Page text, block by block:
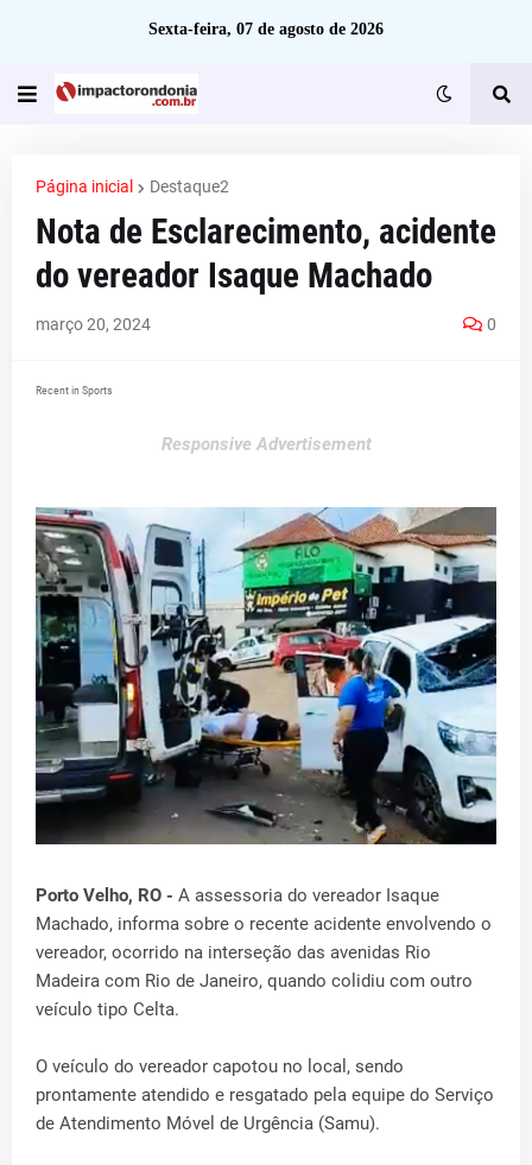
Sexta-feira, 07 de agosto de 2026
Página inicial Destaque2
Nota de Esclarecimento, acidente
do vereador Isaque Machado
março 20, 2024 0
Recent in Sports
Responsive Advertisement
Porto Velho, RO - A assessoria do vereador Isaque
Machado, informa sobre o recente acidente envolvendo o
vereador, ocorrido na interseção das avenidas Rio
Madeira com Rio de Janeiro, quando colidiu com outro
veículo tipo Celta.
O veículo do vereador capotou no local, sendo
prontamente atendido e resgatado pela equipe do Serviço
de Atendimento Móvel de Urgência (Samu).